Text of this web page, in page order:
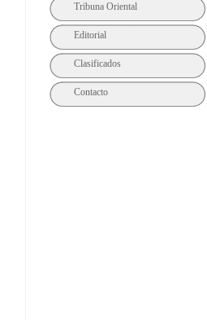
Tribuna Oriental
Editorial
Clasificados
Contacto